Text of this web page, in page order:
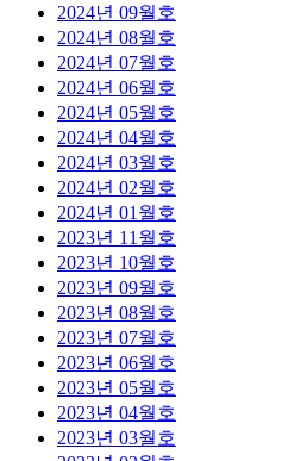
2024년 09월호
2024년 08월호
2024년 07월호
2024년 06월호
2024년 05월호
2024년 04월호
2024년 03월호
2024년 02월호
2024년 01월호
2023년 11월호
2023년 10월호
2023년 09월호
2023년 08월호
2023년 07월호
2023년 06월호
2023년 05월호
2023년 04월호
2023년 03월호